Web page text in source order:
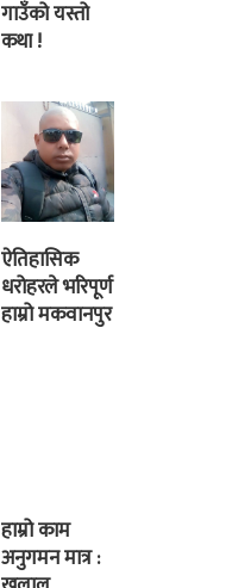
गाउँको यस्तो
कथा !
ऐतिहासिक
धरोहरले भरिपूर्ण
हाम्रो मकवानपुर
हाम्रो काम
अनुगमन मात्र :